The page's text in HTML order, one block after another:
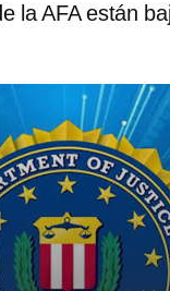
la AFA están